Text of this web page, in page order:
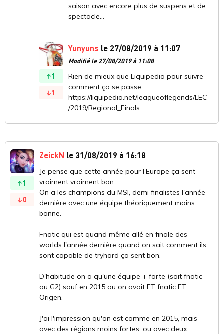
saison avec encore plus de suspens et de
spectacle...
1
1
Yunyuns le 27/08/2019 à 11:07
Modifié le 27/08/2019 à 11:08
Rien de mieux que Liquipedia pour suivre
comment ça se passe :
https://liquipedia.net/leagueoflegends/LEC
/2019/Regional_Finals
1
0
ZeickN le 31/08/2019 à 16:18
Je pense que cette année pour l’Europe ça sent
vraiment vraiment bon.
On a les champions du MSI, demi finalistes l'année
dernière avec une équipe théoriquement moins
bonne.
Fnatic qui est quand même allé en finale des
worlds l'année dernière quand on sait comment ils
sont capable de tryhard ça sent bon.
D'habitude on a qu'une équipe + forte (soit fnatic
ou G2) sauf en 2015 ou on avait ET fnatic ET
Origen.
J'ai l'impression qu'on est comme en 2015, mais
avec des régions moins fortes, ou avec deux